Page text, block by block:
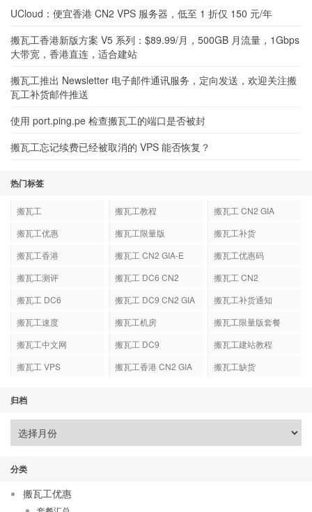
UCloud：便宜香港 CN2 VPS 服务器，低至 1 折仅 150 元/年
搬瓦工香港新版方案 V5 系列：$89.99/月，500GB 月流量，1Gbps
大带宽，香港直连，适合建站
搬瓦工推出 Newsletter 电子邮件通讯服务，定向发送，欢迎关注搬
瓦工补货邮件推送
使用 port.ping.pe 检查搬瓦工的端口是否被封
搬瓦工忘记续费已经被取消的 VPS 能否恢复？
热门标签
搬瓦工 搬瓦工教程
搬瓦工 CN2 GIA
搬瓦工优惠
搬瓦工限量版
搬瓦工补货
搬瓦工香港
搬瓦工 CN2 GIA-E
搬瓦工优惠码
搬瓦工测评
搬瓦工 DC6 CN2
搬瓦工 CN2
搬瓦工 DC6
搬瓦工 DC9 CN2 GIA
搬瓦工补货通知
搬瓦工速度
搬瓦工机房
搬瓦工限量版套餐
搬瓦工中文网
搬瓦工 DC9
搬瓦工建站教程
搬瓦工 VPS
搬瓦工香港 CN2 GIA 搬瓦工缺货
归档
分类
搬瓦工优惠